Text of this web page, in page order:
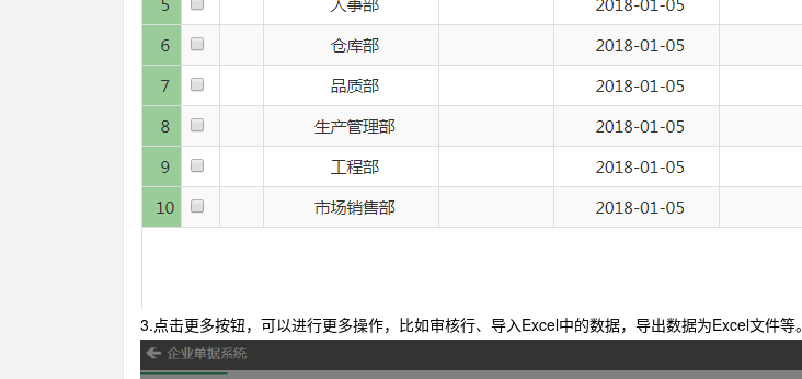
3.点击更多按钮，可以进行更多操作，比如审核行、导入Excel中的数据，导出数据为Excel文件等。